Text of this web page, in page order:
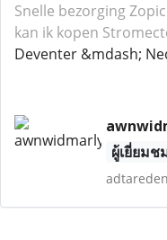
Snelle bezorging
kan ik kopen
Deventer &mdash;
ผู้เยี่ยมช